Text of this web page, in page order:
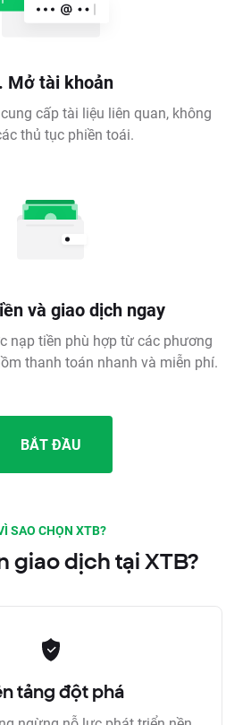
Mở tài khoản
cấp tài liệu liên quan, không
thủ tục phiền toái.
và giao dịch ngay
nạp tiền phù hợp từ các phương
thanh toán nhanh và miễn phí.
BẮT ĐẦU
SAO CHỌN XTB?
giao dịch tại XTB?
tảng đột phá